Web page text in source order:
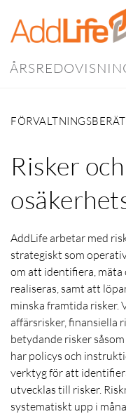
Risker och
AddLife arbetar med
strategiskt som
om att identifiera,
realiseras, samt att
minska framtida risker.
affärsrisker, finansiella
betydande risker
har policys och
verktyg för att
utvecklas till risker.
systematiskt upp i